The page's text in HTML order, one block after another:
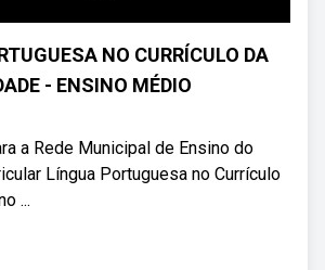
NO CURRÍCULO DA
- ENSINO MÉDIO
a Rede Municipal de Ensino do
Língua Portuguesa no Currículo
...